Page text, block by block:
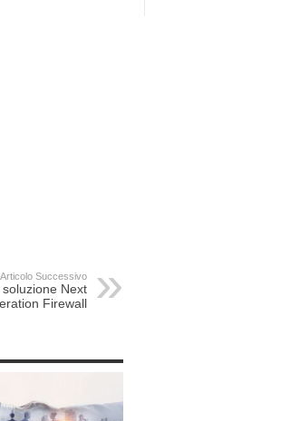
Articolo Successivo
Next
Firewall